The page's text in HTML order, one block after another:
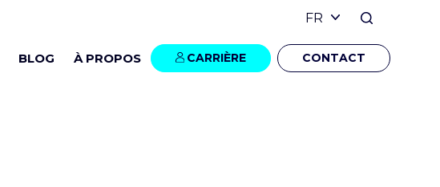
BLOG À PROPOS CARRIÈRE CONTACT